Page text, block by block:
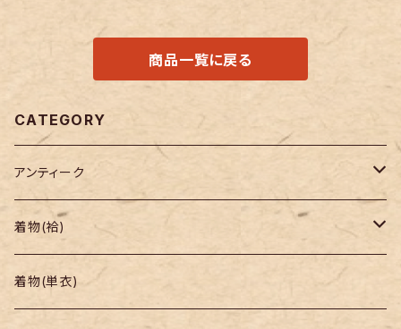
商品一覧に戻る
CATEGORY
アンティーク
着物
帯
着物(袷)
小紋
着物(単衣)